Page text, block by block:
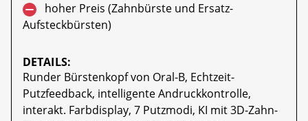
hoher Preis (Zahnbürste und Ersatz-
Aufsteckbürsten)
DETAILS:
Runder Bürstenkopf von Oral-B, Echtzeit-
Putzfeedback, intelligente Andruckkontrolle,
interakt. Farbdisplay, 7 Putzmodi, KI mit 3D-Zahn-